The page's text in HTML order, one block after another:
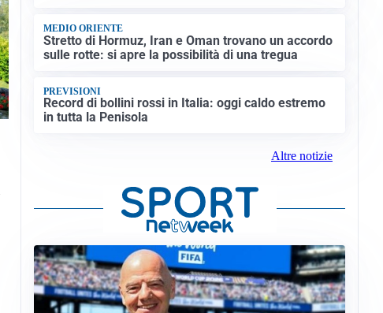
MEDIO ORIENTE
Stretto di Hormuz, Iran e Oman trovano un accordo
sulle rotte: si apre la possibilità di una tregua
PREVISIONI
Record di bollini rossi in Italia: oggi caldo estremo
in tutta la Penisola
Altre notizie